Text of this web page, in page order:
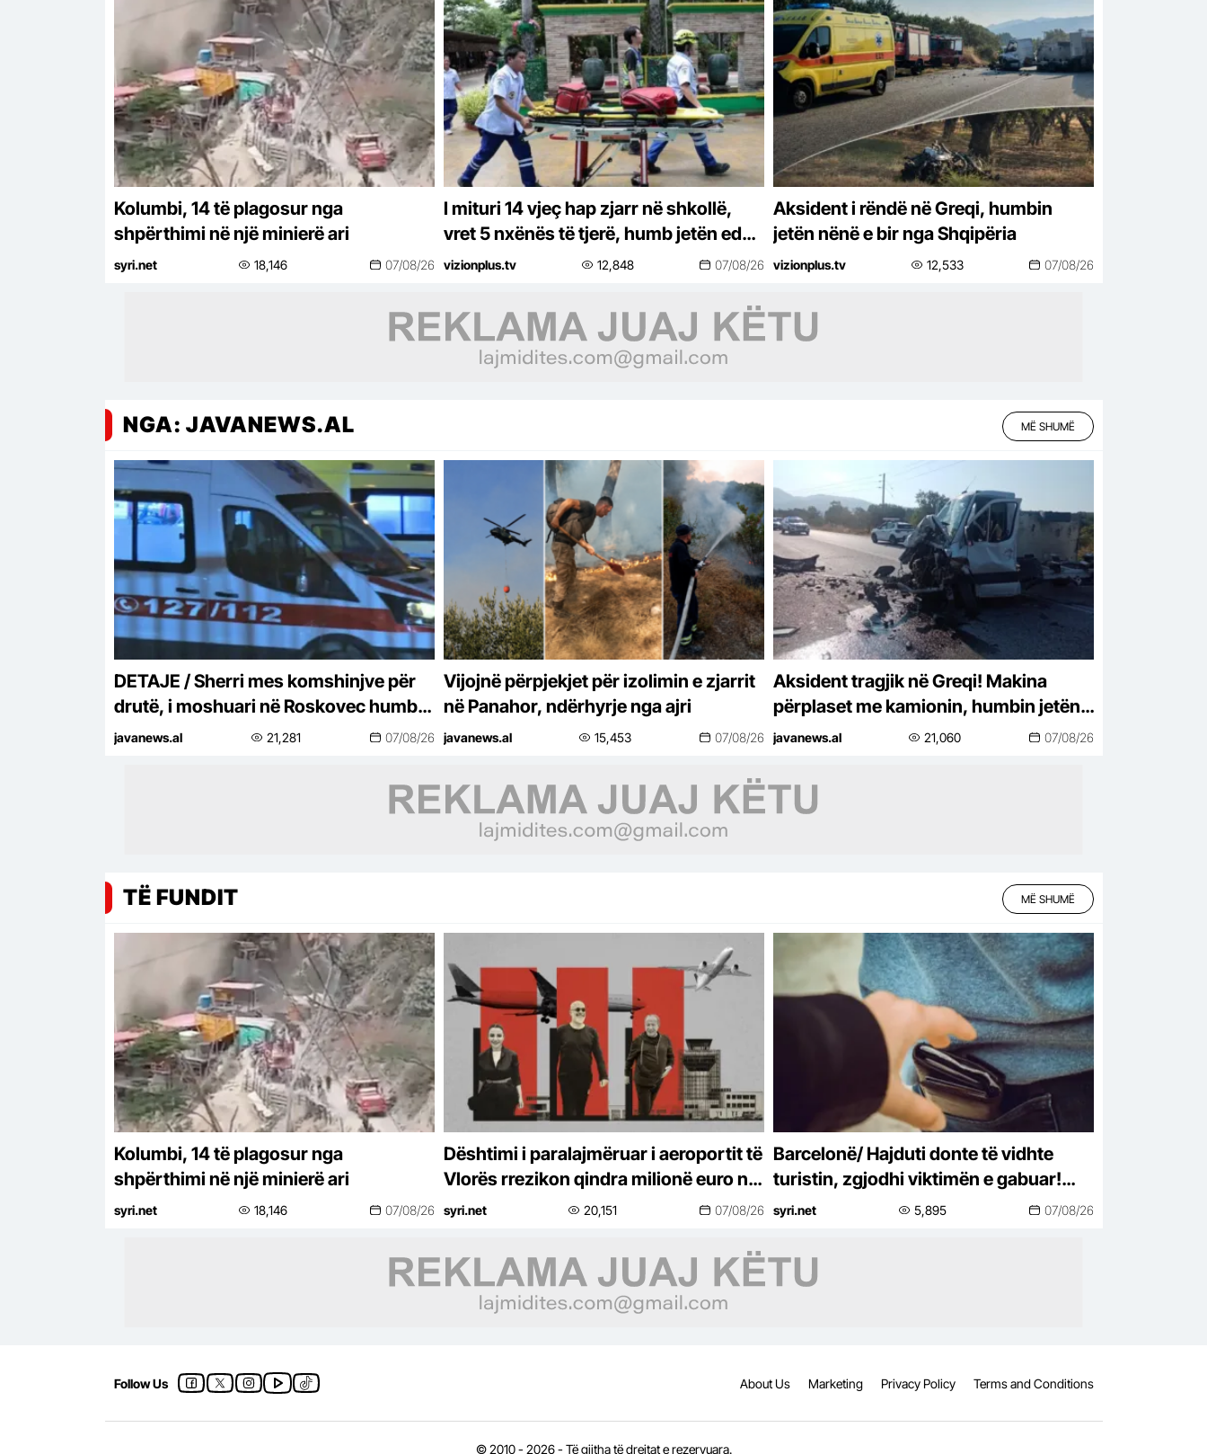
Kolumbi, 14 të plagosur nga
shpërthimi në një minierë ari
syri.net 18,146 07/08/26
I mituri 14 vjeç hap zjarr në shkollë,
vret 5 nxënës të tjerë, humb jetën edhe
vetë
vizionplus.tv 12,848 07/08/26
Aksident i rëndë në Greqi, humbin
jetën nënë e bir nga Shqipëria
vizionplus.tv 12,533 07/08/26
NGA: JAVANEWS.AL MË SHUMË
DETAJE / Sherri mes komshinjve për
drutë, i moshuari në Roskovec humbi
jetën pasi i biri u përfshi në konflikt
javanews.al 21,281 07/08/26
Vijojnë përpjekjet për izolimin e zjarrit
në Panahor, ndërhyrje nga ajri
javanews.al 15,453 07/08/26
Aksident tragjik në Greqi! Makina
përplaset me kamionin, humbin jetën
nënë e bir nga Shqipëria
javanews.al 21,060 07/08/26
TË FUNDIT MË SHUMË
Kolumbi, 14 të plagosur nga
shpërthimi në një minierë ari
syri.net 18,146 07/08/26
Dështimi i paralajmëruar i aeroportit të
Vlorës rrezikon qindra milionë euro në
arbitrazh
syri.net 20,151 07/08/26
Barcelonë/ Hajduti donte të vidhte
turistin, zgjodhi viktimën e gabuar!
Videoja bën xhiron e rrjetit
syri.net 5,895 07/08/26
Follow Us About Us Marketing Privacy Policy Terms and Conditions
© 2010 - 2026 - Të gjitha të drejtat e rezervuara.